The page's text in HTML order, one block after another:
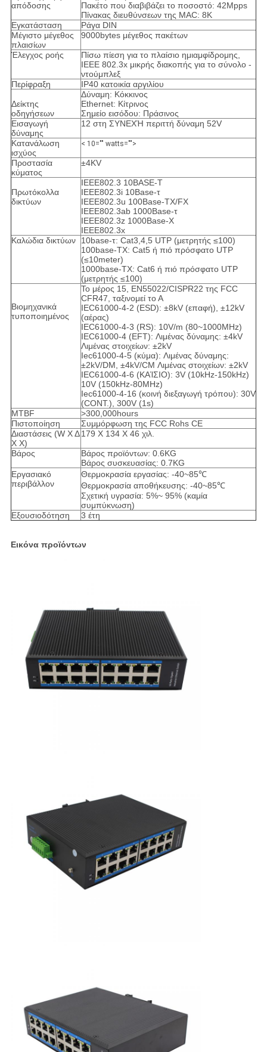
απόδοσης
Πακέτο που διαβιβάζει το ποσοστό: 42Mpps
Πίνακας διευθύνσεων της MAC: 8K
Εγκατάσταση
Ράγα DIN
Μέγιστο μέγεθος
πλαισίων
9000bytes μέγεθος πακέτων
Έλεγχος ροής
Πίσω πίεση για το πλαίσιο ημιαμφίδρομης,
IEEE 802.3x μικρής διακοπής για το σύνολο -
ντούμπλεξ
Περίφραξη
IP40 κατοικία αργιλίου
Δείκτης
οδηγήσεων
Δύναμη: Κόκκινος
Ethernet: Κίτρινος
Σημείο εισόδου: Πράσινος
Εισαγωγή
δύναμης
12 στη ΣΥΝΕΧΉ περιττή δύναμη 52V
Κατανάλωση
ισχύος
< 10="" watts="">
Προστασία
κύματος
±4KV
Πρωτόκολλα
δικτύων
IEEE802.3 10BASE-Τ
IEEE802.3i 10Base-τ
IEEE802.3u 100Base-TX/FX
IEEE802.3ab 1000Base-τ
IEEE802.3z 1000Base-Χ
IEEE802.3x
Καλώδια δικτύων
10base-τ: Cat3,4,5 UTP (μετρητής ≤100)
100base-TX: Cat5 ή πιό πρόσφατο UTP
(≤10meter)
1000base-TX: Cat6 ή πιό πρόσφατο UTP
(μετρητής ≤100)
Βιομηχανικά
τυποποιημένος
Το μέρος 15, EN55022/CISPR22 της FCC
CFR47, ταξινομεί το Α
IEC61000-4-2 (ESD): ±8kV (επαφή), ±12kV
(αέρας)
IEC61000-4-3 (RS): 10V/m (80~1000MHz)
IEC61000-4 (EFT): Λιμένας δύναμης: ±4kV
Λιμένας στοιχείων: ±2kV
Iec61000-4-5 (κύμα): Λιμένας δύναμης:
±2kV/DM, ±4kV/CM Λιμένας στοιχείων: ±2kV
IEC61000-4-6 (ΚΑΊΣΙΟ): 3V (10kHz-150kHz)
10V (150kHz-80MHz)
Iec61000-4-16 (κοινή διεξαγωγή τρόπου): 30V
(CONT.), 300V (1s)
MTBF
>300,000hours
Πιστοποίηση
Συμμόρφωση της FCC Rohs CE
Διαστάσεις (W Χ Δ
Χ Χ)
179 X 134 X 46 χιλ.
Βάρος
Βάρος προϊόντων: 0.6KG
Βάρος συσκευασίας: 0.7KG
Εργασιακό
περιβάλλον
Θερμοκρασία εργασίας: -40~85℃
Θερμοκρασία αποθήκευσης: -40~85℃
Σχετική υγρασία: 5%~ 95% (καμία
συμπύκνωση)
Εξουσιοδότηση
3 έτη
Εικόνα προϊόντων